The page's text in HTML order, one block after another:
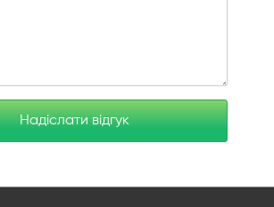
Надіслати відгук